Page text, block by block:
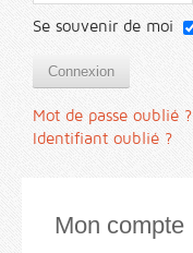
Se souvenir de moi
Connexion
Mot de passe oublié ?
Identifiant oublié ?
Mon compte